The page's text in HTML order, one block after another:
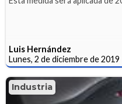
Luis Hernández
Lunes, 2 de diciembre de 2019
Industria